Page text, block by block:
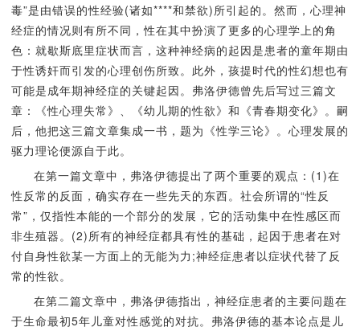
毒”是由错误的性经验(诸如****和禁欲)所引起的。然而，心理神
经症的情况则有所不同，性在其中扮演了更多的心理学上的角
色：就歇斯底里症状而言，这种神经病的起因是患者的童年期由
于性诱奸而引发的心理创伤所致。此外，孩提时代的性幻想也有
可能是成年期神经症的关键起因。弗洛伊德曾先后写过三篇文
章：《性心理失常》、《幼儿期的性欲》和《青春期变化》。嗣
后，他把这三篇文章集成一书，题为《性学三论》。心理发展的
驱力理论便源自于此。
在第一篇文章中，弗洛伊德提出了两个重要的观点：(1)在
性反常的反面，确实存在一些先天的东西。社会所谓的“性反
常”，仅指性本能的一个部分的发展，它的活动集中在性感区而
非生殖器。(2)所有的神经症都具有性的基础，起因于患者在对
付自身性欲某一方面上的无能为力;神经症患者以症状代替了反
常的性欲。
在第二篇文章中，弗洛伊德指出，神经症患者的主要问题在
于生命最初5年儿童对性感觉的对抗。弗洛伊德的基本论点是儿